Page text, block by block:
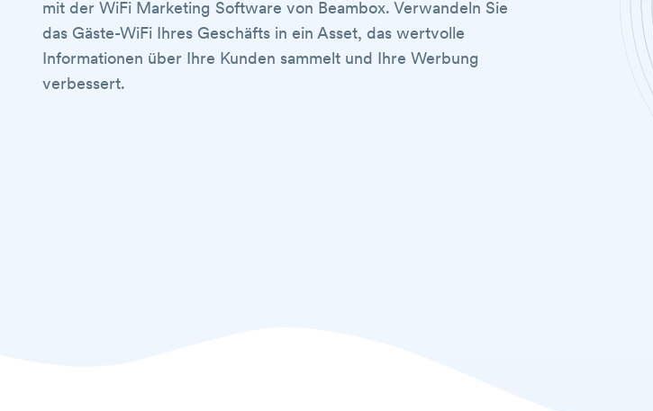
mit der WiFi Marketing Software von Beambox. Verwandeln Sie
das Gäste-WiFi Ihres Geschäfts in ein Asset, das wertvolle
Informationen über Ihre Kunden sammelt und Ihre Werbung
verbessert.